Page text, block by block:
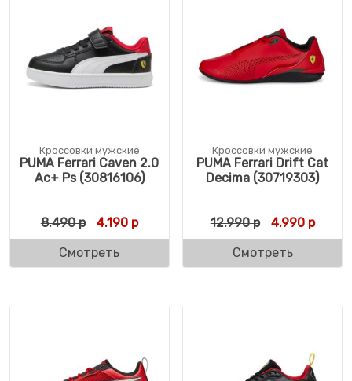
Кроссовки мужские
PUMA Ferrari Caven 2.0
Ac+ Ps (30816106)
8.490р Первоначальная цена составляла 8.490
4.190рТекущая цена: 4.190 р.
Смотреть
Кроссовки мужские
PUMA Ferrari Drift Cat
Decima (30719303)
12.990р 4.990р
Смотреть